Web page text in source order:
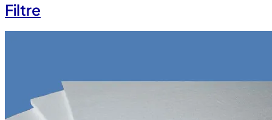
Filtre